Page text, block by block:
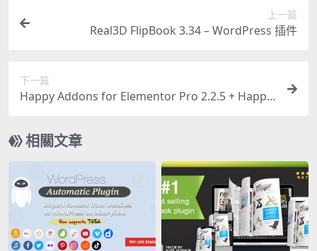
上一篇
Real3D FlipBook 3.34 – WordPress 插件
下一篇
Happy Addons for Elementor Pro 2.2.5 + Happy
相關文章